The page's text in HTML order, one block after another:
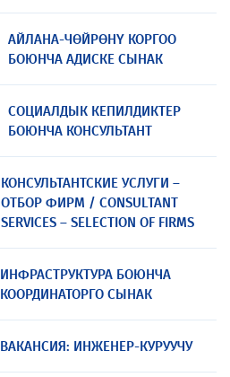
АЙЛАНА-ЧӨЙРӨНҮ КОРГОО
БОЮНЧА АДИСКЕ СЫНАК
СОЦИАЛДЫК КЕПИЛДИКТЕР
БОЮНЧА КОНСУЛЬТАНТ
КОНСУЛЬТАНТСКИЕ УСЛУГИ –
ОТБОР ФИРМ / CONSULTANT
SERVICES – SELECTION OF FIRMS
ИНФРАСТРУКТУРА БОЮНЧА
КООРДИНАТОРГО СЫНАК
ВАКАНСИЯ: ИНЖЕНЕР-КУРУУЧУ